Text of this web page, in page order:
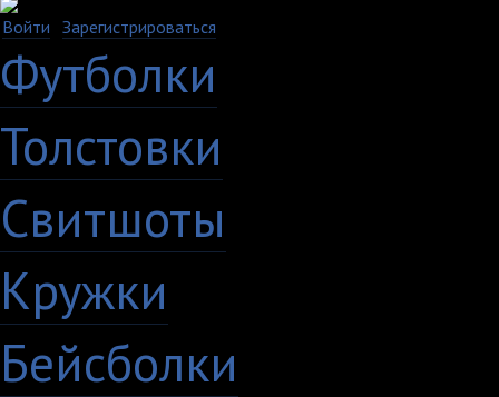
Войти Зарегистрироваться
Футболки
Толстовки
Свитшоты
Кружки
Бейсболки